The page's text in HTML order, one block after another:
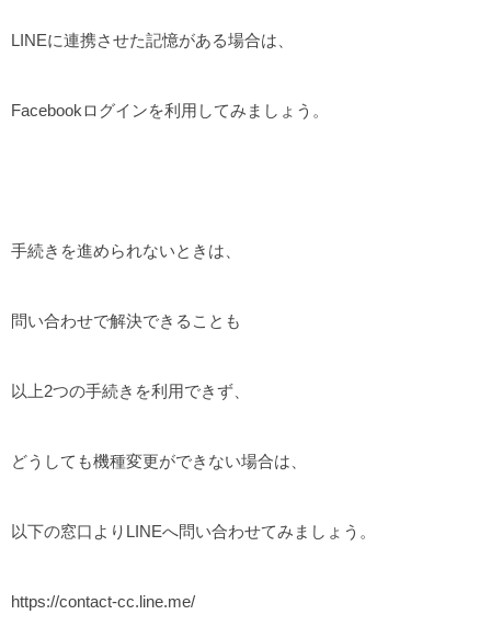
LINEに連携させた記憶がある場合は、
Facebookログインを利用してみましょう。
手続きを進められないときは、
問い合わせで解決できることも
以上2つの手続きを利用できず、
どうしても機種変更ができない場合は、
以下の窓口よりLINEへ問い合わせてみましょう。
https://contact-cc.line.me/